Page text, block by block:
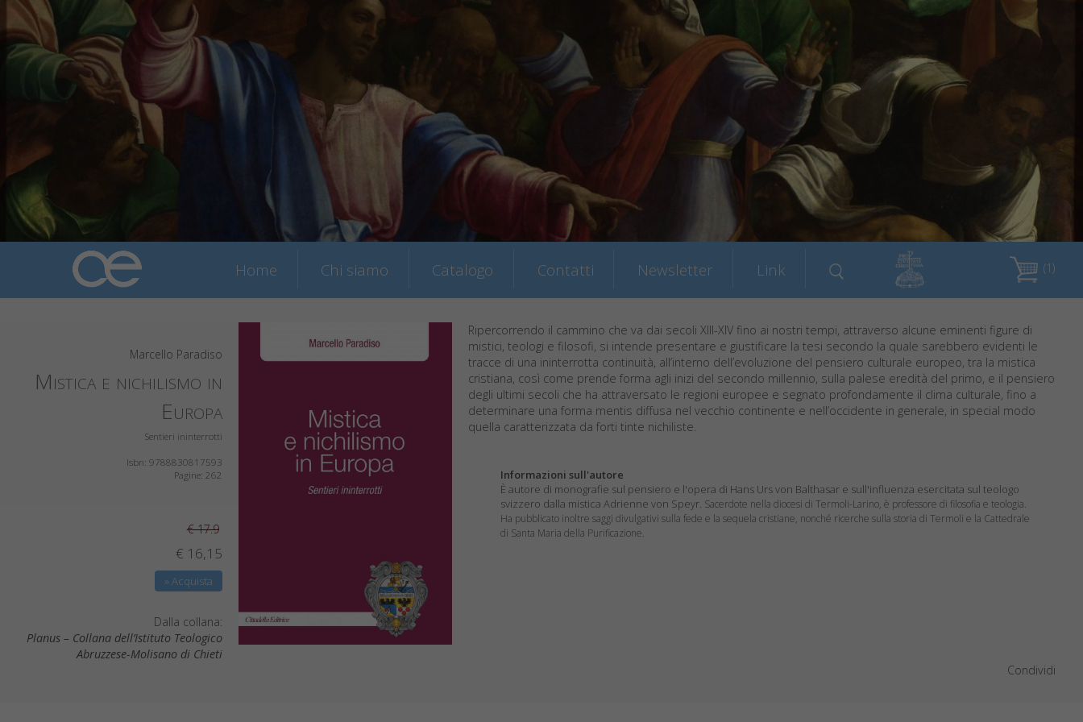
Home Chi siamo Catalogo Contatti Newsletter Link (1)
Marcello Paradiso
Mistica e nichilismo in
Europa
Sentieri ininterrotti
Isbn: 9788830817593
Pagine: 262
€ 17.9
€ 16,15
» Acquista
Dalla collana:
Planus – Collana dell’Istituto Teologico
Abruzzese-Molisano di Chieti
Ripercorrendo il cammino che va dai secoli XIII-XIV fino ai nostri tempi, attraverso alcune eminenti figure di
mistici, teologi e filosofi, si intende presentare e giustificare la tesi secondo la quale sarebbero evidenti le
tracce di una ininterrotta continuità, all’interno dell’evoluzione del pensiero culturale europeo, tra la mistica
cristiana, così come prende forma agli inizi del secondo millennio, sulla palese eredità del primo, e il pensiero
degli ultimi secoli che ha attraversato le regioni europee e segnato profondamente il clima culturale, fino a
determinare una forma mentis diffusa nel vecchio continente e nell’occidente in generale, in special modo
quella caratterizzata da forti tinte nichiliste.
Informazioni sull'autore
È autore di monografie sul pensiero e l'opera di Hans Urs von Balthasar e sull'influenza esercitata sul teologo
svizzero dalla mistica Adrienne von Speyr. Sacerdote nella diocesi di Termoli-Larino, è professore di filosofia e teologia.
Ha pubblicato inoltre saggi divulgativi sulla fede e la sequela cristiane, nonché ricerche sulla storia di Termoli e la Cattedrale
di Santa Maria della Purificazione.
Condividi